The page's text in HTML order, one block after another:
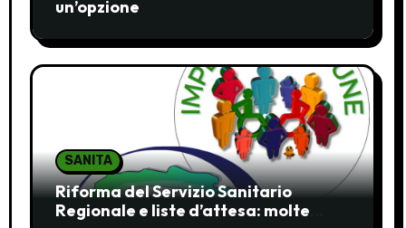
un’opzione
SANITA
Riforma del Servizio Sanitario
Regionale e liste d’attesa: molte